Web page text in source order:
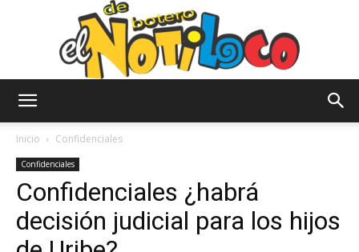
Notiloco
Inicio Confidenciales
Confidenciales
Confidenciales ¿habrá
decisión judicial para los hijos